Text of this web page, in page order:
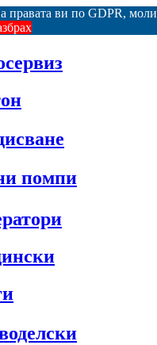
правата ви по GDPR,
помпи